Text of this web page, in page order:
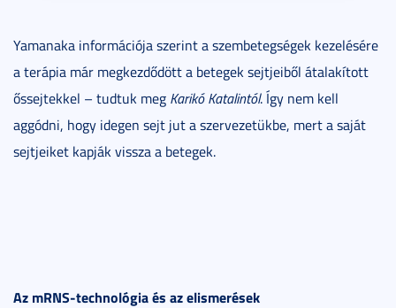
Yamanaka információja szerint a szembetegségek kezelésére
a terápia már megkezdődött a betegek sejtjeiből átalakított
őssejtekkel – tudtuk meg Karikó Katalintól. Így nem kell
aggódni, hogy idegen sejt jut a szervezetükbe, mert a saját
sejtjeiket kapják vissza a betegek.
Az mRNS-technológia és az elismerések